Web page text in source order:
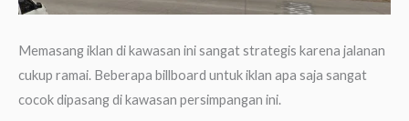
Memasang iklan di kawasan ini sangat strategis karena jalanan
cukup ramai. Beberapa billboard untuk iklan apa saja sangat
cocok dipasang di kawasan persimpangan ini.